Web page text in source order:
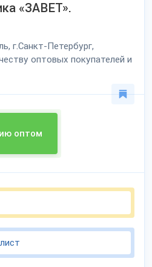
«ЗАВЕТ».
г.Санкт-Петербург,
оптовых покупателей и
оптом